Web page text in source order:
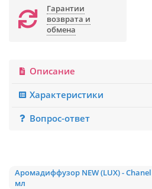
Гарантии
возврата и
обмена
Описание
Характеристики
Вопрос-ответ
Аромадиффузор NEW (LUX) -
мл